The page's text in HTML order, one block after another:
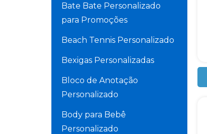
Bate Bate Personalizado
para Promoções
Beach Tennis Personalizado
Bexigas Personalizadas
Bloco de Anotação
Personalizado
Body para Bebê
Personalizado